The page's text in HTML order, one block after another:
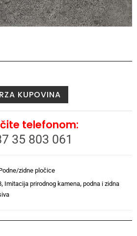
KUPOVINA
telefonom:
35 803 061
zidne pločice
, Imitacija prirodnog kamena, podna i zidna